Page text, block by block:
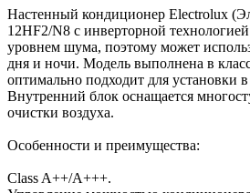
Настенный кондиционер Electrolux
12HF2/N8 с инверторной
уровнем шума, поэтому может
дня и ночи. Модель выполнена в
оптимально подходит для установки
Внутренний блок оснащается
очистки воздуха.
Особенности и преимущества:
Class A++/A+++.